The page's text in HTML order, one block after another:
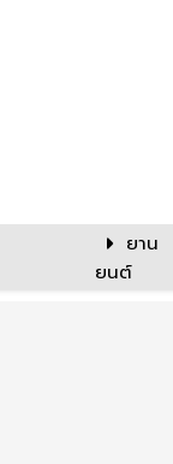
ยาน
ยนต์